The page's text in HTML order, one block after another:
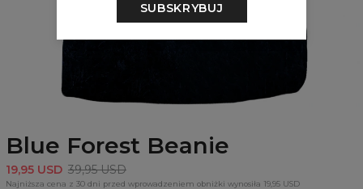
Blue Forest Beanie
19,95 USD 39,95 USD
Najniższa cena z 30 dni przed wprowadzeniem obniżki wynosiła 19,95 USD
SUBSKRYBUJ